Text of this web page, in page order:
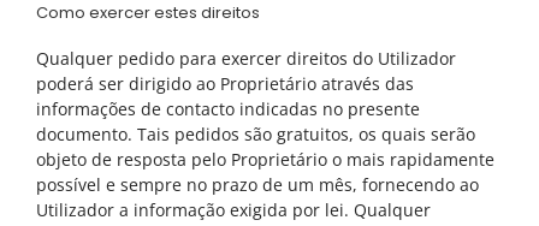
Como exercer estes direitos
Qualquer pedido para exercer direitos do Utilizador
poderá ser dirigido ao Proprietário através das
informações de contacto indicadas no presente
documento. Tais pedidos são gratuitos, os quais serão
objeto de resposta pelo Proprietário o mais rapidamente
possível e sempre no prazo de um mês, fornecendo ao
Utilizador a informação exigida por lei. Qualquer